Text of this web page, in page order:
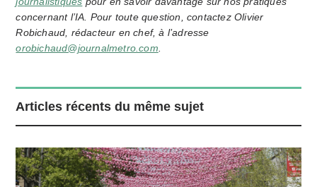
concernant l’IA. Pour toute question, contactez Olivier
Robichaud, rédacteur en chef, à l’adresse
orobichaud@journalmetro.com
Articles récents du même sujet